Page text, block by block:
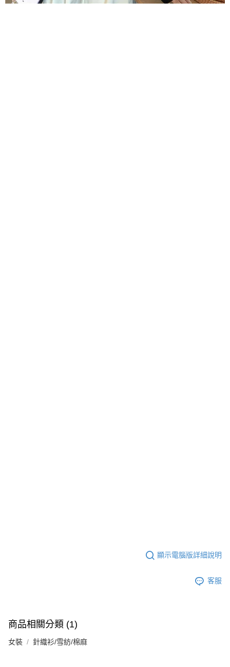
顯示電腦版詳細說明
客服
商品相關分類 (1)
女裝 針織衫/雪紡/棉麻